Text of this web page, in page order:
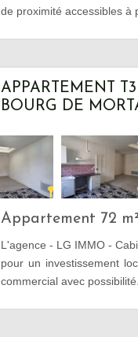
de proximité accessibles à
APPARTEMENT
BOURG DE
Appartement 72
L'agence - LG IMMO -
pour un investissement
commercial avec